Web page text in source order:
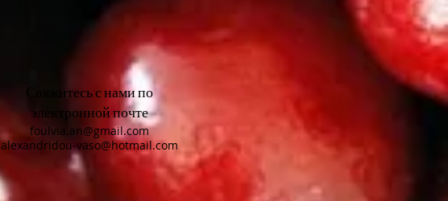
Свяжитесь с нами по
электронной почте
foulvia.an@gmail.com
alexandridou-vaso@hotmail.com